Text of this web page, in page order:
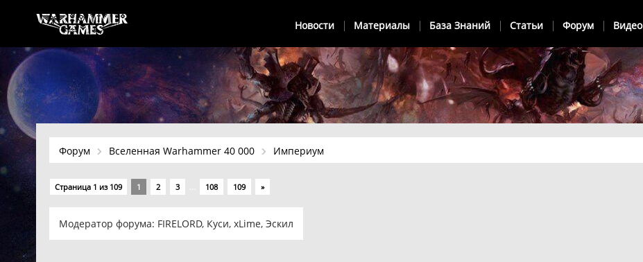
Новости Материалы База Знаний Статьи Форум Видео
Форум Вселенная Warhammer 40 000 Империум
Страница 1 из 109 1 2 3 108 109 »
Модератор форума: FIRELORD, Куси, xLime, Эскил